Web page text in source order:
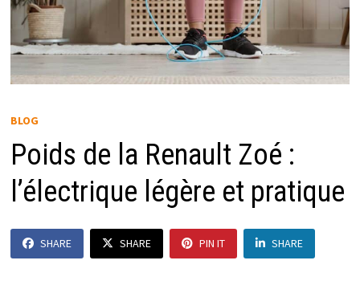
BLOG
Poids de la Renault Zoé :
l’électrique légère et pratique
SHARE SHARE PIN IT SHARE